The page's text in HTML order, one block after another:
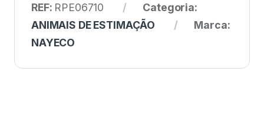
REF: RPE06710
Categoria:
ANIMAIS DE ESTIMAÇÃO
Marca:
NAYECO